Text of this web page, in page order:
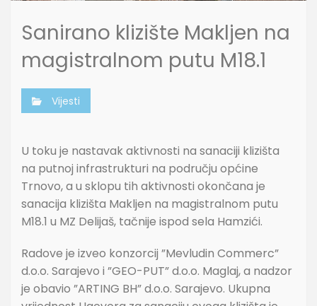
Sanirano klizište Makljen na
magistralnom putu M18.1
Vijesti
U toku je nastavak aktivnosti na sanaciji klizišta
na putnoj infrastrukturi na području općine
Trnovo, a u sklopu tih aktivnosti okončana je
sanacija klizišta Makljen na magistralnom putu
M18.1 u MZ Delijaš, tačnije ispod sela Hamzići.
Radove je izveo konzorcij ”Mevludin Commerc”
d.o.o. Sarajevo i ”GEO-PUT” d.o.o. Maglaj, a nadzor
je obavio ”ARTING BH” d.o.o. Sarajevo. Ukupna